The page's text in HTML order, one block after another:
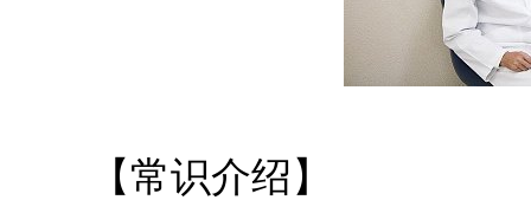
【常识介绍】